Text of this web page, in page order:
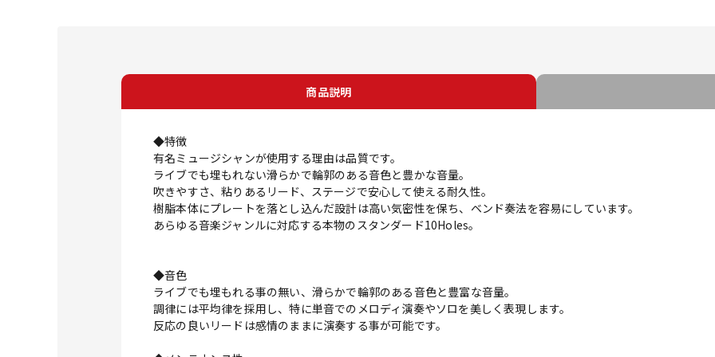
商品説明
◆特徴
有名ミュージシャンが使用する理由は品質です。
ライブでも埋もれない滑らかで輪郭のある音色と豊かな音量。
吹きやすさ、粘りあるリード、ステージで安心して使える耐久性。
樹脂本体にプレートを落とし込んだ設計は高い気密性を保ち、ベンド奏法を容易にしています。
あらゆる音楽ジャンルに対応する本物のスタンダード10Holes。
◆音色
ライブでも埋もれる事の無い、滑らかで輪郭のある音色と豊富な音量。
調律には平均律を採用し、特に単音でのメロディ演奏やソロを美しく表現します。
反応の良いリードは感情のままに演奏する事が可能です。